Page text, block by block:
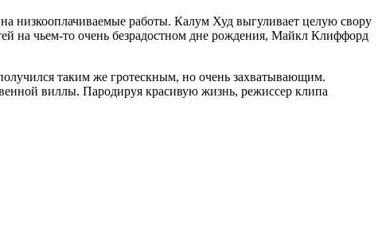
низкооплачиваемые работы. Калум Худ выгуливает целую свору
на чьем-то очень безрадостном дне рождения, Майкл Клиффорд
таким же гротескным, но очень захватывающим.
виллы. Пародируя красивую жизнь, режиссер клипа